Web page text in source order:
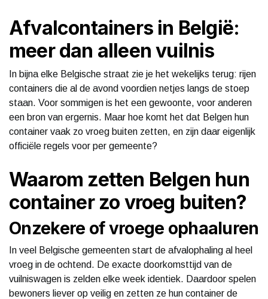
Afvalcontainers in België:
meer dan alleen vuilnis
In bijna elke Belgische straat zie je het wekelijks terug: rijen
containers die al de avond voordien netjes langs de stoep
staan. Voor sommigen is het een gewoonte, voor anderen
een bron van ergernis. Maar hoe komt het dat Belgen hun
container vaak zo vroeg buiten zetten, en zijn daar eigenlijk
officiële regels voor per gemeente?
Waarom zetten Belgen hun
container zo vroeg buiten?
Onzekere of vroege ophaaluren
In veel Belgische gemeenten start de afvalophaling al heel
vroeg in de ochtend. De exacte doorkomsttijd van de
vuilniswagen is zelden elke week identiek. Daardoor spelen
bewoners liever op veilig en zetten ze hun container de